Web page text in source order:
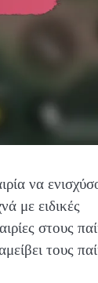
να
με ειδικές
στους
τους